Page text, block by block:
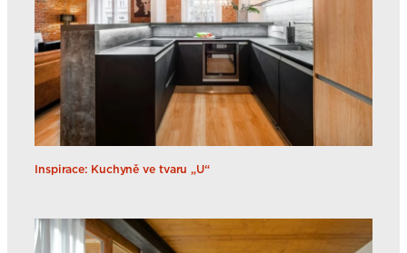
Inspirace: Kuchyně ve tvaru „U“